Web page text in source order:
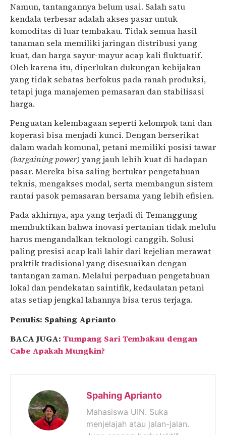
Namun, tantangannya belum usai. Salah satu
kendala terbesar adalah akses pasar untuk
komoditas di luar tembakau. Tidak semua hasil
tanaman sela memiliki jaringan distribusi yang
kuat, dan harga sayur-mayur acap kali fluktuatif.
Oleh karena itu, diperlukan dukungan kebijakan
yang tidak sebatas berfokus pada ranah produksi,
tetapi juga manajemen pemasaran dan stabilisasi
harga.
Penguatan kelembagaan seperti kelompok tani dan
koperasi bisa menjadi kunci. Dengan berserikat
dalam wadah komunal, petani memiliki posisi tawar
(bargaining power) yang jauh lebih kuat di hadapan
pasar. Mereka bisa saling bertukar pengetahuan
teknis, mengakses modal, serta membangun sistem
rantai pasok pemasaran bersama yang lebih efisien.
Pada akhirnya, apa yang terjadi di Temanggung
membuktikan bahwa inovasi pertanian tidak melulu
harus mengandalkan teknologi canggih. Solusi
paling presisi acap kali lahir dari kejelian merawat
praktik tradisional yang disesuaikan dengan
tantangan zaman. Melalui perpaduan pengetahuan
lokal dan pendekatan saintifik, kedaulatan petani
atas setiap jengkal lahannya bisa terus terjaga.
Penulis: Spahing Aprianto
BACA JUGA: Tumpang Sari Tembakau dengan
Cabe Apakah Mungkin?
Spahing Aprianto
Mahasiswa UIN. Suka
menjelajah atau jalan-jalan.